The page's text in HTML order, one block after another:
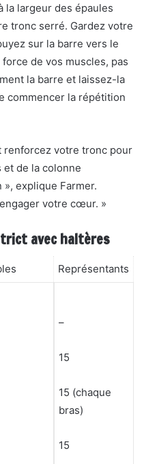
la largeur des épaules
tronc serré. Gardez votre
sur la barre vers le
de vos muscles, pas
la barre et laissez-la
commencer la répétition
renforcez votre tronc pour
de la colonne
explique Farmer.
votre cœur. »
avec haltères
Représentants
–
15
15 (chaque
bras)
15